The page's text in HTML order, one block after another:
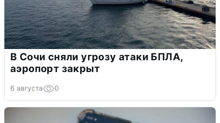
В Сочи сняли угрозу атаки БПЛА,
аэропорт закрыт
6 августа 0